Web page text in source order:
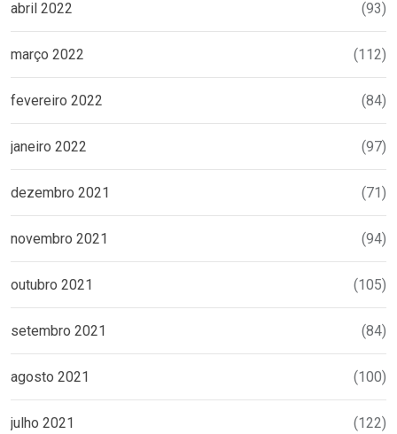
abril 2022 (93)
março 2022 (112)
fevereiro 2022 (84)
janeiro 2022 (97)
dezembro 2021 (71)
novembro 2021 (94)
outubro 2021 (105)
setembro 2021 (84)
agosto 2021 (100)
julho 2021 (122)